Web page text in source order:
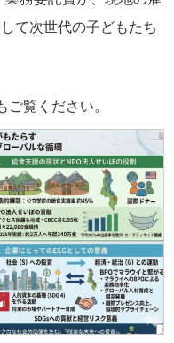
て次世代の子どもたち
ご覧ください。